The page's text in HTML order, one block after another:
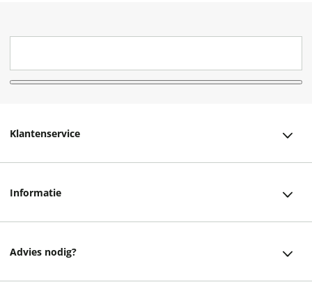
Klantenservice
Informatie
Advies nodig?